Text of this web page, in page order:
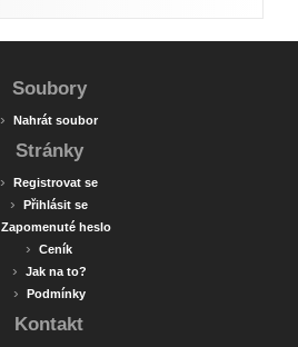
Soubory
› Nahrát soubor
Stránky
› Registrovat se
› Přihlásit se
Zapomenuté heslo
› Ceník
› Jak na to?
› Podmínky
Kontakt